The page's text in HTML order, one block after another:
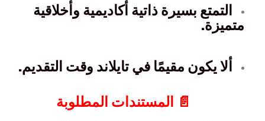
التمتع بسيرة ذاتية أكاديمية وأخلاقية
متميزة.
ألا يكون مقيمًا في تايلاند وقت التقديم.
📄 المستندات المطلوبة